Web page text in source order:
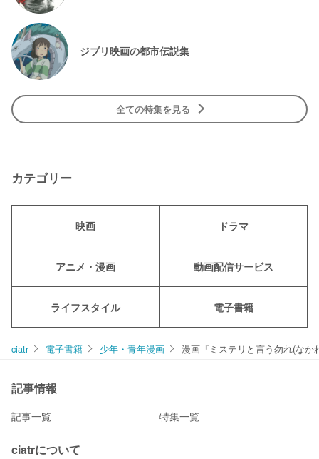
ジブリ映画の都市伝説集
全ての特集を見る
カテゴリー
映画 ドラマ
アニメ・漫画 動画配信サービス
ライフスタイル 電子書籍
ciatr 電子書籍 少年・青年漫画 漫画『ミステリと言う勿れ(な
記事情報
記事一覧 特集一覧
ciatrについて